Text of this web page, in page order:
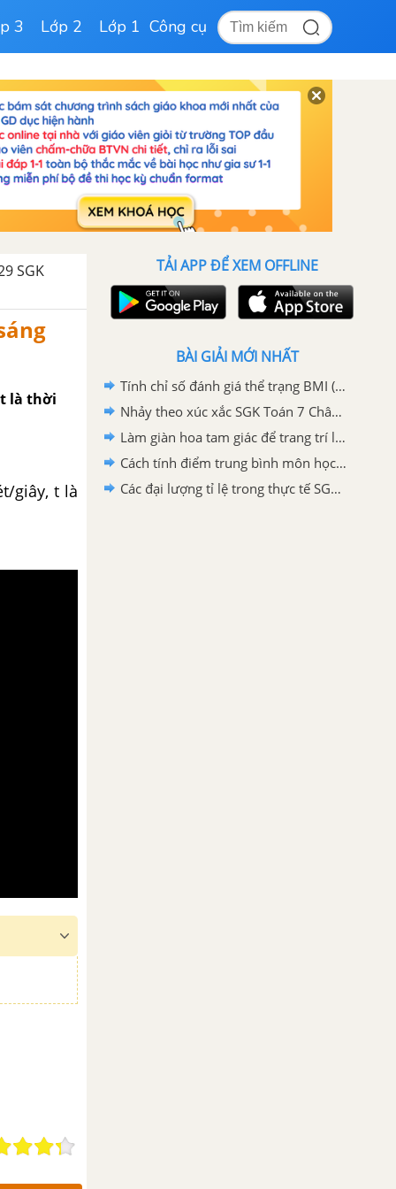
3 Lớp 2 Lớp 1 Công cụ
SGK
t là thời
giây, t là
TẢI APP ĐỂ XEM OFFLINE
BÀI GIẢI MỚI NHẤT
Tính chỉ số đánh giá thể trạng BMI (Body mass index) SGK Toán 7 Chân trời sáng tạo
Nhảy theo xúc xắc SGK Toán 7 Chân trời sáng tạo
Làm giàn hoa tam giác để trang trí lớp học SGK Toán 7 Chân trời sáng tạo
Cách tính điểm trung bình môn học kì SGK Toán 7 Chân trời sáng tạo
Các đại lượng tỉ lệ trong thực tế SGK Toán 7 Chân trời sáng tạo